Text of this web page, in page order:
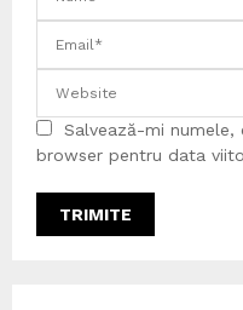
Salvează-mi
browser pentru data